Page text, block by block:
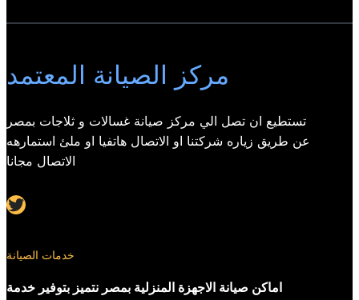
مركز الصيانة المعتمد
تستطيع ان تصل الي مركز صيانة غسالات و ثلاجات بمصر
عن طريق زياره شركتنا او الاتصال هاتفيا او ملئ استمارهه
الاتصال مجانا
Twitter
خدمات الصيانة
اماكن صيانة الاجهزة المنزلية بمصر نتميز بتوفير خدمة